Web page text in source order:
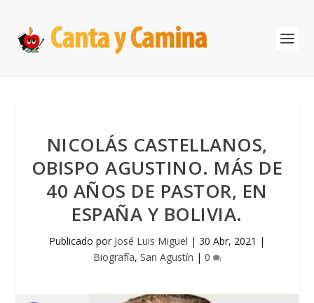
NICOLÁS CASTELLANOS,
OBISPO AGUSTINO. MÁS DE
40 AÑOS DE PASTOR, EN
ESPAÑA Y BOLIVIA.
Publicado por José Luis Miguel | 30 Abr, 2021 |
Biografía, San Agustín | 0